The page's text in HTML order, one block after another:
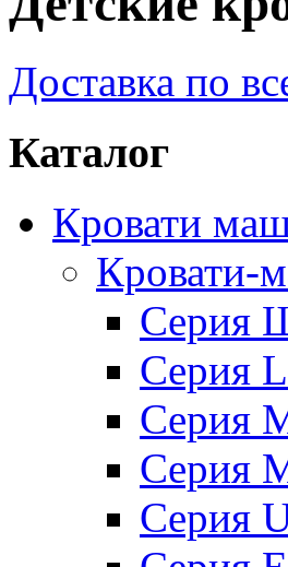
Доставка по
Каталог
Кровати
Кровати-
Серия
Серия
Серия
Серия
Серия